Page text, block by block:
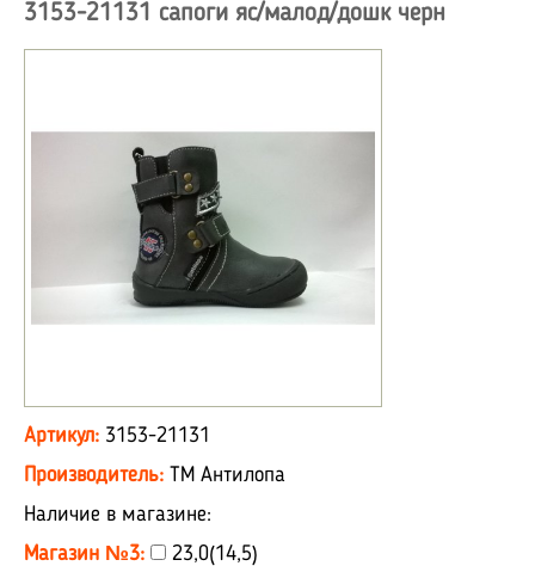
3153-21131 сапоги яс/малод/дошк черн
Артикул: 3153-21131
Производитель: ТМ Антилопа
Наличие в магазине:
Магазин №3:
23,0(14,5)